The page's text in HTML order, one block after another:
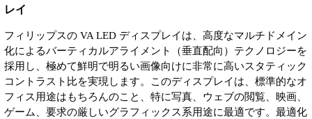
レイ
フィリップスの VA LED ディスプレイは、高度なマルチドメイン
化によるバーティカルアライメント（垂直配向）テクノロジーを
採用し、極めて鮮明で明るい画像向けに非常に高いスタティック
コントラスト比を実現します。このディスプレイは、標準的なオ
フィス用途はもちろんのこと、特に写真、ウェブの閲覧、映画、
ゲーム、要求の厳しいグラフィックス系用途に最適です。最適化